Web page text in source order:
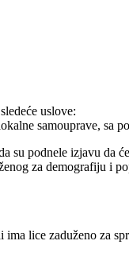
uslove:
samouprave, sa
su podnele izjavu
za demografiju i
lice zaduženo za